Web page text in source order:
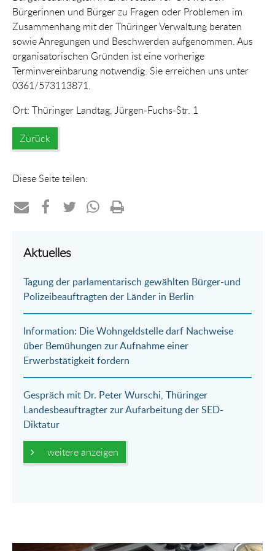
Bürgerinnen und Bürger zu Fragen oder Problemen im
Zusammenhang mit der Thüringer Verwaltung beraten
sowie Anregungen und Beschwerden aufgenommen. Aus
organisatorischen Gründen ist eine vorherige
Terminvereinbarung notwendig. Sie erreichen uns unter
0361/573113871.
Ort: Thüringer Landtag, Jürgen-Fuchs-Str. 1
Zurück
Diese Seite teilen:
per
Mail
auf
Aktuelles
Tagung der parlamentarisch gewählten Bürger-und
Polizeibeauftragten der Länder in Berlin
Information: Die Wohngeldstelle darf Nachweise
über Bemühungen zur Aufnahme einer
Erwerbstätigkeit fordern
Gespräch mit Dr. Peter Wurschi, Thüringer
Landesbeauftragter zur Aufarbeitung der SED-
Diktatur
weitere anzeigen